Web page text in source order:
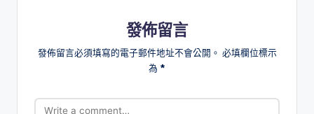
發佈留言
發佈留言必須填寫的電子郵件地址不會公開。 必填欄位標示
為 *